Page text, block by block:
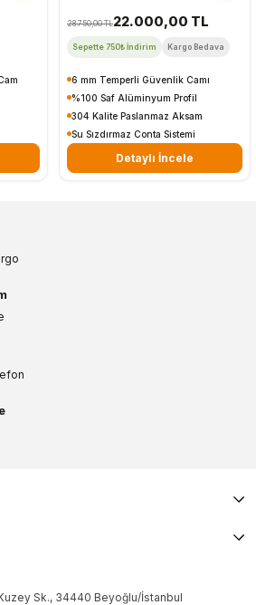
28.750,00 TL22.000,00 TL
Sepette 750₺ İndirim Kargo Bedava
6 mm Temperli Güvenlik Camı
%100 Saf Alüminyum Profil
304 Kalite Paslanmaz Aksam
Su Sızdırmaz Conta Sistemi
Detaylı İncele
Sk., 34440 Beyoğlu/İstanbul